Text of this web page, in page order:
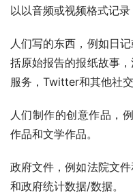
以以音频或视频格式记录
人们写的东西，例如日
括原始报告的报纸故事
服务，Twitter和其他社交
人们制作的创意作品，
作品和文学作品。
政府文件，例如法院文
和政府统计数据/数据。